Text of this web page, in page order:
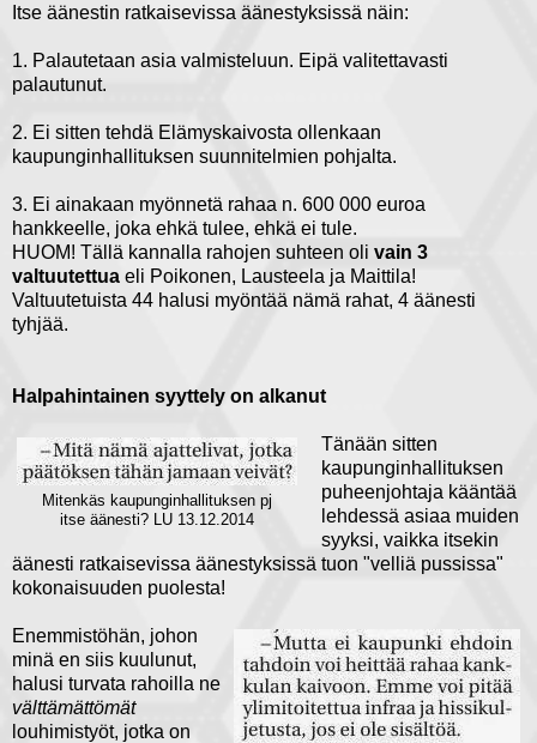
Itse äänestin ratkaisevissa äänestyksissä näin:
1. Palautetaan asia valmisteluun. Eipä valitettavasti
palautunut.
2. Ei sitten tehdä Elämyskaivosta ollenkaan
kaupunginhallituksen suunnitelmien pohjalta.
3. Ei ainakaan myönnetä rahaa n. 600 000 euroa
hankkeelle, joka ehkä tulee, ehkä ei tule.
HUOM! Tällä kannalla rahojen suhteen oli vain 3
valtuutettua eli Poikonen, Lausteela ja Maittila!
Valtuutetuista 44 halusi myöntää nämä rahat, 4 äänesti
tyhjää.
Halpahintainen syyttely on alkanut
Mitenkäs kaupunginhallituksen pj
itse äänesti? LU 13.12.2014
Tänään sitten
kaupunginhallituksen
puheenjohtaja kääntää
lehdessä asiaa muiden
syyksi, vaikka itsekin
äänesti ratkaisevissa äänestyksissä tuon "velliä pussissa"
kokonaisuuden puolesta!
Enemmistöhän, johon
minä en siis kuulunut,
halusi turvata rahoilla ne
välttämättömät
louhimistyöt, jotka on